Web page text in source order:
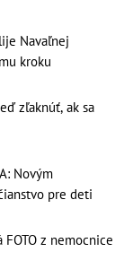
Navaľnej
kroku
zľaknúť, ak sa
Novým
pre deti
z nemocnice